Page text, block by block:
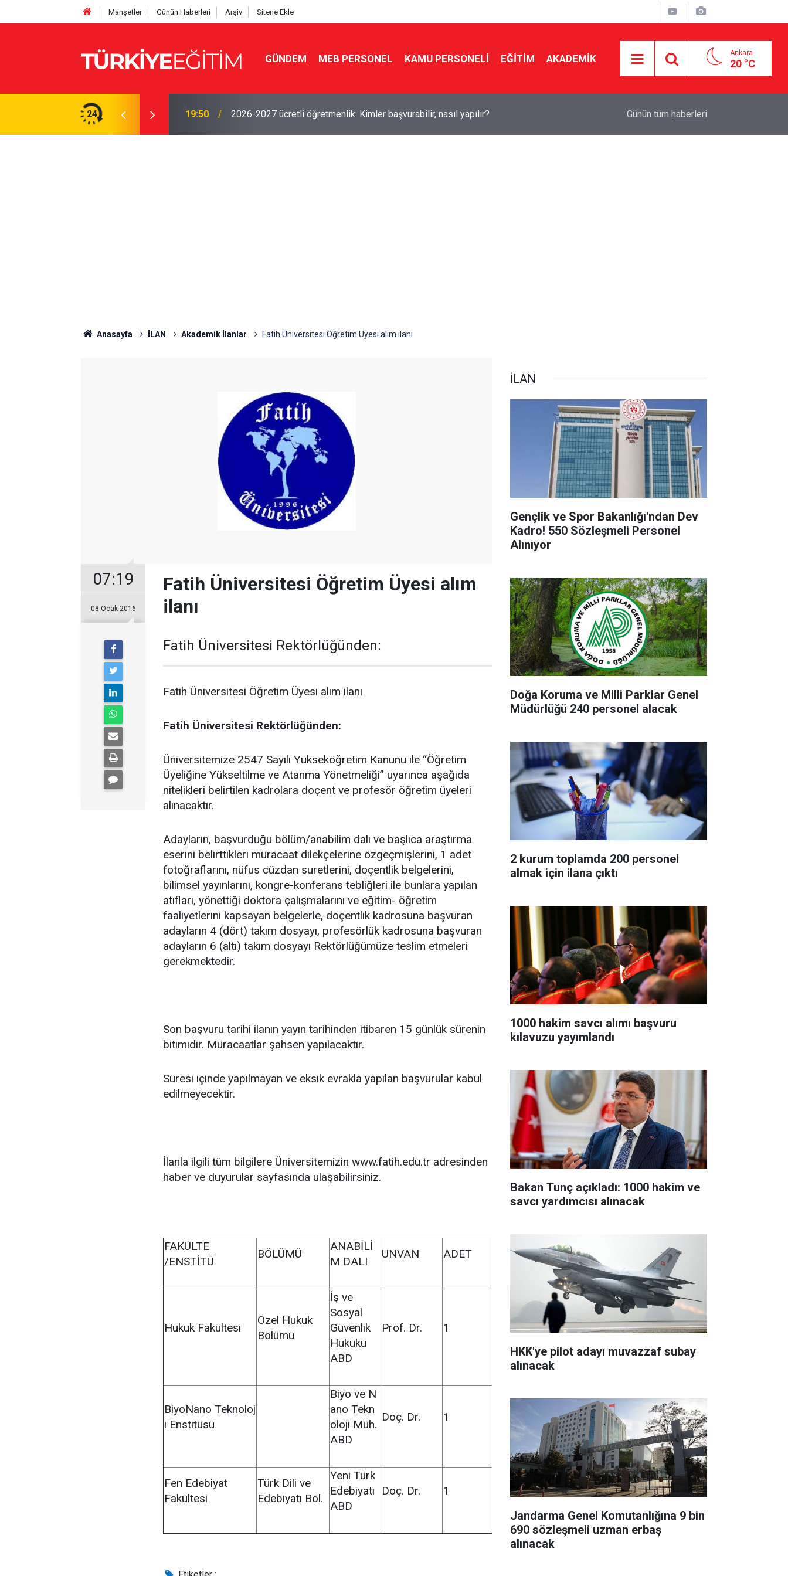
Manşetler Günün Haberleri Arşiv Sitene Ekle
GÜNDEM MEB PERSONEL KAMU PERSONELİ EĞİTİM AKADEMİK Ankara
20 °C
24
Ödenek modülü açılmadı, Okul müdürleri
19:50 2026-2027 ücretli öğretmenlik: Kimler başvurabilir, nasıl yapılır? Ücretli öğretmenlere kadro yok! Bakan Tekin
Günün tüm haberleri
Anasayfa İLAN Akademik İlanlar Fatih Üniversitesi Öğretim Üyesi alım ilanı
07:19
08 Ocak 2016
Fatih Üniversitesi Öğretim Üyesi alım
ilanı
Fatih Üniversitesi Rektörlüğünden:
Fatih Üniversitesi Öğretim Üyesi alım ilanı
Fatih Üniversitesi Rektörlüğünden:
Üniversitemize 2547 Sayılı Yükseköğretim Kanunu ile “Öğretim
Üyeliğine Yükseltilme ve Atanma Yönetmeliği” uyarınca aşağıda
nitelikleri belirtilen kadrolara doçent ve profesör öğretim üyeleri
alınacaktır.
Adayların, başvurduğu bölüm/anabilim dalı ve başlıca araştırma
eserini belirttikleri müracaat dilekçelerine özgeçmişlerini, 1 adet
fotoğraflarını, nüfus cüzdan suretlerini, doçentlik belgelerini,
bilimsel yayınlarını, kongre-konferans tebliğleri ile bunlara yapılan
atıfları, yönettiği doktora çalışmalarını ve eğitim- öğretim
faaliyetlerini kapsayan belgelerle, doçentlik kadrosuna başvuran
adayların 4 (dört) takım dosyayı, profesörlük kadrosuna başvuran
adayların 6 (altı) takım dosyayı Rektörlüğümüze teslim etmeleri
gerekmektedir.
Son başvuru tarihi ilanın yayın tarihinden itibaren 15 günlük sürenin
bitimidir. Müracaatlar şahsen yapılacaktır.
Süresi içinde yapılmayan ve eksik evrakla yapılan başvurular kabul
edilmeyecektir.
İlanla ilgili tüm bilgilere Üniversitemizin www.fatih.edu.tr adresinden
haber ve duyurular sayfasında ulaşabilirsiniz.
FAKÜLTE
/ENSTİTÜ
BÖLÜMÜ
ANABİLİ
M DALI
UNVAN ADET
Hukuk Fakültesi
Özel Hukuk
Bölümü
İş ve
Sosyal
Güvenlik
Hukuku
ABD
Prof. Dr. 1
BiyoNano Teknoloj
i Enstitüsü
Biyo ve N
ano Tekn
oloji Müh.
ABD
Doç. Dr. 1
Fen Edebiyat
Fakültesi
Türk Dili ve
Edebiyatı Böl.
Yeni Türk
Edebiyatı
ABD
Doç. Dr. 1
İLAN
Gençlik ve Spor Bakanlığı'ndan Dev
Kadro! 550 Sözleşmeli Personel
Alınıyor
Doğa Koruma ve Milli Parklar Genel
Müdürlüğü 240 personel alacak
2 kurum toplamda 200 personel
almak için ilana çıktı
1000 hakim savcı alımı başvuru
kılavuzu yayımlandı
Bakan Tunç açıkladı: 1000 hakim ve
savcı yardımcısı alınacak
HKK'ye pilot adayı muvazzaf subay
alınacak
Jandarma Genel Komutanlığına 9 bin
690 sözleşmeli uzman erbaş
alınacak